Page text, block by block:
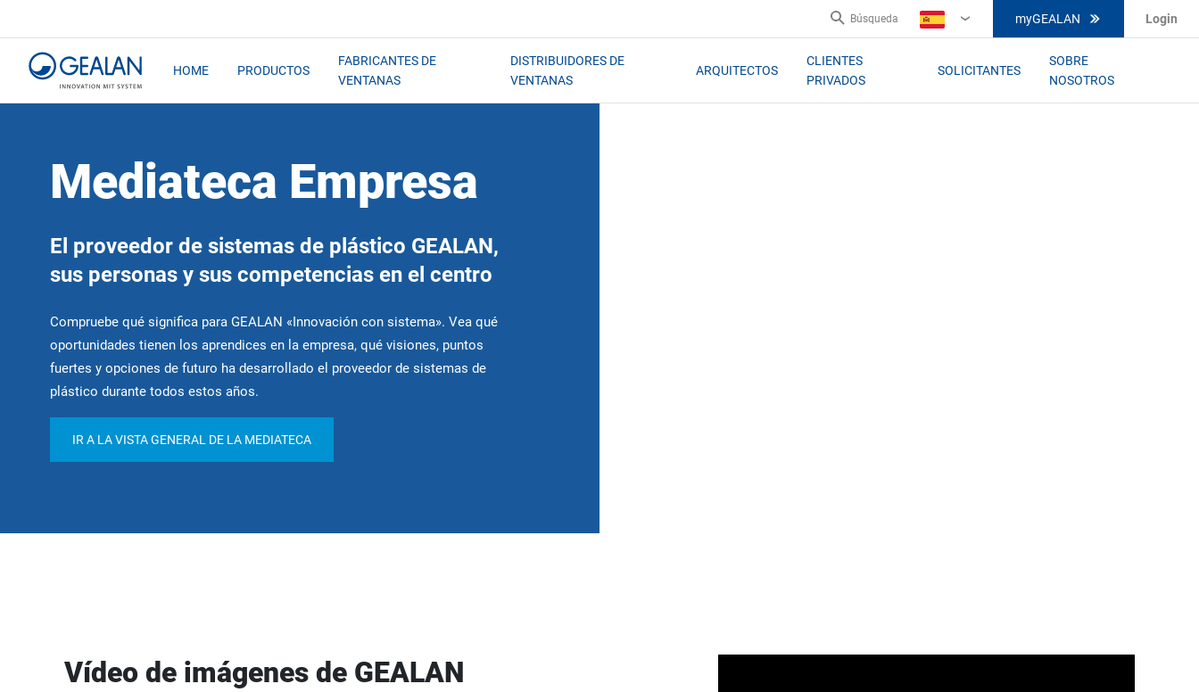
Búsqueda
ES
myGEALAN Login
HOME PRODUCTOS
FABRICANTES DE
VENTANAS
DISTRIBUIDORES DE
VENTANAS
ARQUITECTOS
CLIENTES
PRIVADOS
SOLICITANTES
SOBRE
NOSOTROS
Mediateca Empresa
El proveedor de sistemas de plástico GEALAN,
sus personas y sus competencias en el centro
Compruebe qué significa para GEALAN «Innovación con sistema». Vea qué
oportunidades tienen los aprendices en la empresa, qué visiones, puntos
fuertes y opciones de futuro ha desarrollado el proveedor de sistemas de
plástico durante todos estos años.
IR A LA VISTA GENERAL DE LA MEDIATECA
Vídeo de imágenes de GEALAN